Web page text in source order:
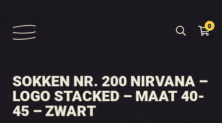
0
SOKKEN NR. 200 NIRVANA –
LOGO STACKED – MAAT 40-
45 – ZWART